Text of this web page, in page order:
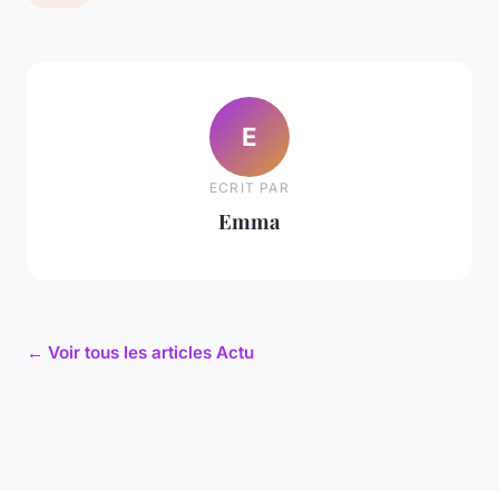
E
ECRIT PAR
Emma
← Voir tous les articles Actu